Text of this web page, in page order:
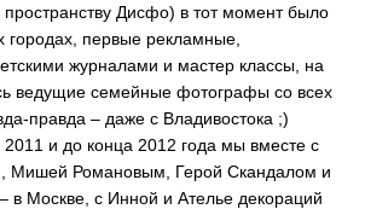
пространству Дисфо) в тот момент было
городах, первые рекламные,
журналами и мастер классы, на
ведущие семейные фотографы со всех
правда – даже с Владивостока ;)
и до конца 2012 года мы вместе с
Мишей Романовым, Герой Скандалом и
в Москве, с Инной и Ателье декораций